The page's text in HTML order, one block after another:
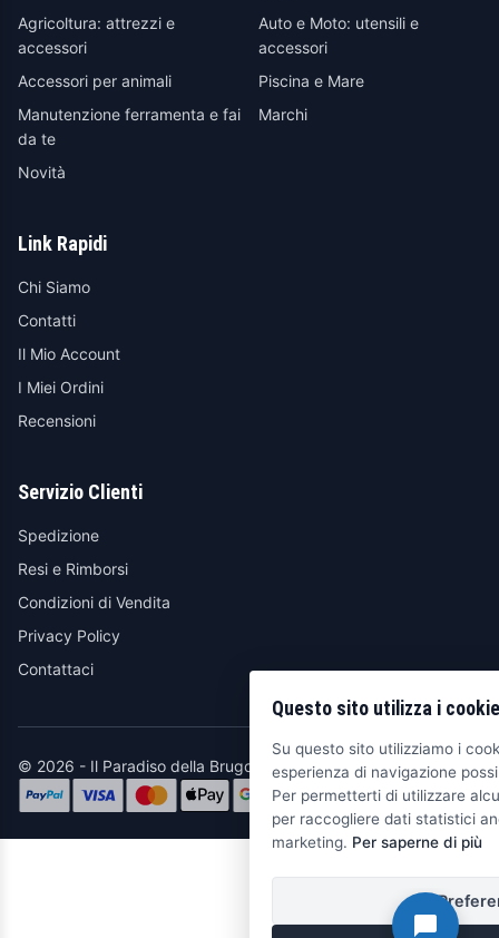
Agricoltura: attrezzi e
accessori
Auto e Moto: utensili e
accessori
Accessori per animali
Piscina e Mare
Manutenzione ferramenta e fai
da te
Marchi
Novità
Link Rapidi
Chi Siamo
Contatti
Il Mio Account
I Miei Ordini
Recensioni
Servizio Clienti
Spedizione
Resi e Rimborsi
Condizioni di Vendita
Privacy Policy
Contattaci
© 2026 - Il Paradiso della Brugola
Questo sito utilizza i cookie
Su questo sito utilizziamo i
esperienza di navigazione
Per permetterti di utilizzare
per raccogliere dati statistici
marketing. Per saperne di più